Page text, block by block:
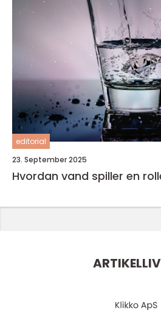
editorial
23. September 2025
Hvordan vand spiller en